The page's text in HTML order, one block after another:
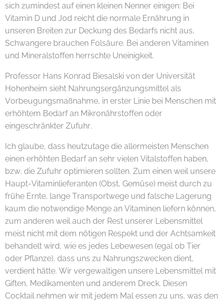
sich zumindest auf einen kleinen Nenner einigen: Bei
Vitamin D und Jod reicht die normale Ernährung in
unseren Breiten zur Deckung des Bedarfs nicht aus,
Schwangere brauchen Folsäure. Bei anderen Vitaminen
und Mineralstoffen herrschte Uneinigkeit.
Professor Hans Konrad Biesalski von der Universität
Hohenheim sieht Nahrungsergänzungsmittel als
Vorbeugungsmaßnahme, in erster Linie bei Menschen mit
erhöhtem Bedarf an Mikronährstoffen oder
eingeschränkter Zufuhr.
Ich glaube, dass heutzutage die allermeisten Menschen
einen erhöhten Bedarf an sehr vielen Vitalstoffen haben,
bzw. die Zufuhr optimieren sollten. Zum einen weil unsere
Haupt-Vitaminlieferanten (Obst, Gemüse) meist durch zu
frühe Ernte, lange Transportwege und falsche Lagerung
kaum die notwendige Menge an Vitaminen liefern können,
zum anderen weil auch der Rest unserer Lebensmittel
meist nicht mit dem nötigen Respekt und der Achtsamkeit
behandelt wird, wie es jedes Lebewesen (egal ob Tier
oder Pflanze), dass uns zu Nahrungszwecken dient,
verdient hätte. Wir vergewaltigen unsere Lebensmittel mit
Giften, Medikamenten und anderem Dreck. Diesen
Cocktail nehmen wir mit jedem Mal essen zu uns, was den